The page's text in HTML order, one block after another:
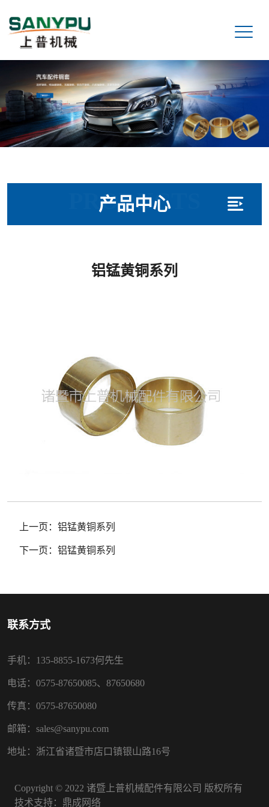
产品中心
PRODUCTS
铝锰黄铜系列
上一页： 铝锰黄铜系列
下一页： 铝锰黄铜系列
联系方式
手机：135-8855-1673何先生
电话：0575-87650085、87650680
传真：0575-87650080
邮箱：sales@sanypu.com
地址：浙江省诸暨市店口镇银山路16号
Copyright © 2022 诸暨上普机械配件有限公司 版权所有
技术支持： 鼎成网络